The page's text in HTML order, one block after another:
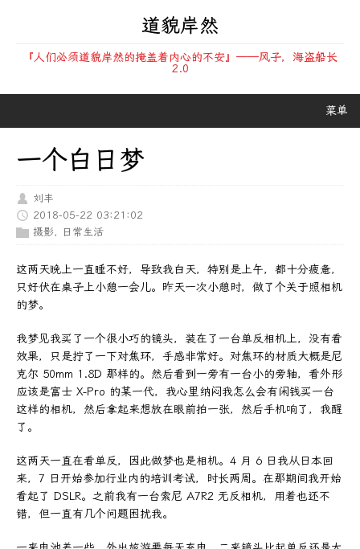
道貌岸然
『人们必须道貌岸然的掩盖着内心的不安』——风子，海盗船长
2.0
菜单
一个白日梦
刘丰
2018-05-22 03:21:02
摄影 , 日常生活
这两天晚上一直睡不好，导致我白天，特别是上午，都十分疲惫，
只好伏在桌子上小憩一会儿。昨天一次小憩时，做了个关于照相机
的梦。
我梦见我买了一个很小巧的镜头，装在了一台单反相机上，没有看
效果，只是拧了一下对焦环，手感非常好。对焦环的材质大概是尼
克尔 50mm 1.8D 那样的。然后看到一旁有一台小的旁轴，看外形
应该是富士 X-Pro 的某一代，我心里纳闷我怎么会有闲钱买一台
这样的相机，然后拿起来想放在眼前拍一张，然后手机响了，我醒
了。
这两天一直在看单反，因此做梦也是相机。4 月 6 日我从日本回
来，7 日开始参加行业内的培训考试，时长两周。在那期间我开始
看起了 DSLR。之前我有一台索尼 A7R2 无反相机，用着也还不
错，但一直有几个问题困扰我。